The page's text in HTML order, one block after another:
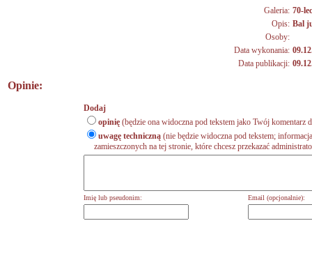
Galeria: 70-
Opis: Bal
Osoby:
Data wykonania:
Data publikacji:
Opinie:
Dodaj
opinię (będzie ona widoczna pod tekstem jako Twój komentarz
uwagę techniczną (nie będzie widoczna pod tekstem;
zamieszczonych na tej stronie, które chcesz przekazać
Imię lub pseudonim: Email (opcjonalnie):